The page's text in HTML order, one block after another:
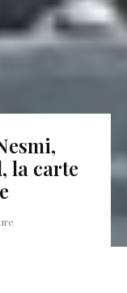
la carte